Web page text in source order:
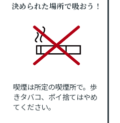
決められた場所で吸おう！
喫煙は所定の喫煙所で。歩
きタバコ、ポイ捨てはやめ
てください。